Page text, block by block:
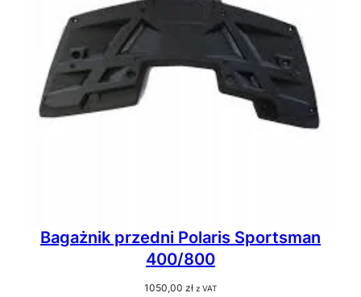
Bagażnik przedni Polaris Sportsman
400/800
1050,00 zł z VAT